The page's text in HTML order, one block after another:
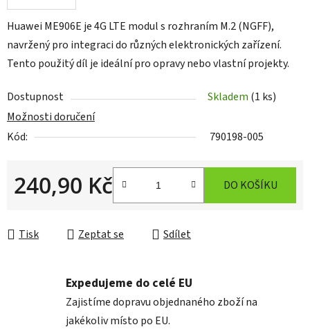
Huawei ME906E je 4G LTE modul s rozhraním M.2 (NGFF),
navržený pro integraci do různých elektronických zařízení.
Tento použitý díl je ideální pro opravy nebo vlastní projekty.
Dostupnost Skladem (1 ks)
Možnosti doručení
Kód:
790198-005
240,90 Kč DO KOŠÍKU
Tisk Zeptat se Sdílet
Expedujeme do celé EU
Zajistíme dopravu objednaného zboží na
jakékoliv místo po EU.